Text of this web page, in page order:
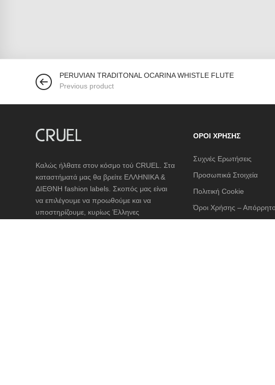
PERUVIAN TRADITONAL OCARINA WHISTLE FLUTE
Previous product
Καλώς ήλθατε στον κόσμο τού CRUEL. Στα
καταστήματά μας θα βρείτε ΕΛΛΗΝΙΚΑ &
ΔΙΕΘΝΗ fashion labels. Σκοπός μας είναι
να επιλέγουμε να προωθούμε και να
υποστηρίζουμε, κυρίως Έλληνες
ΌΡΟΙ ΧΡΉΣΗΣ
Συχνές Ερωτήσεις
Προσωπικά Στοιχεία
Πολιτική Cookie
Όροι Χρήσης – Απόρρητο